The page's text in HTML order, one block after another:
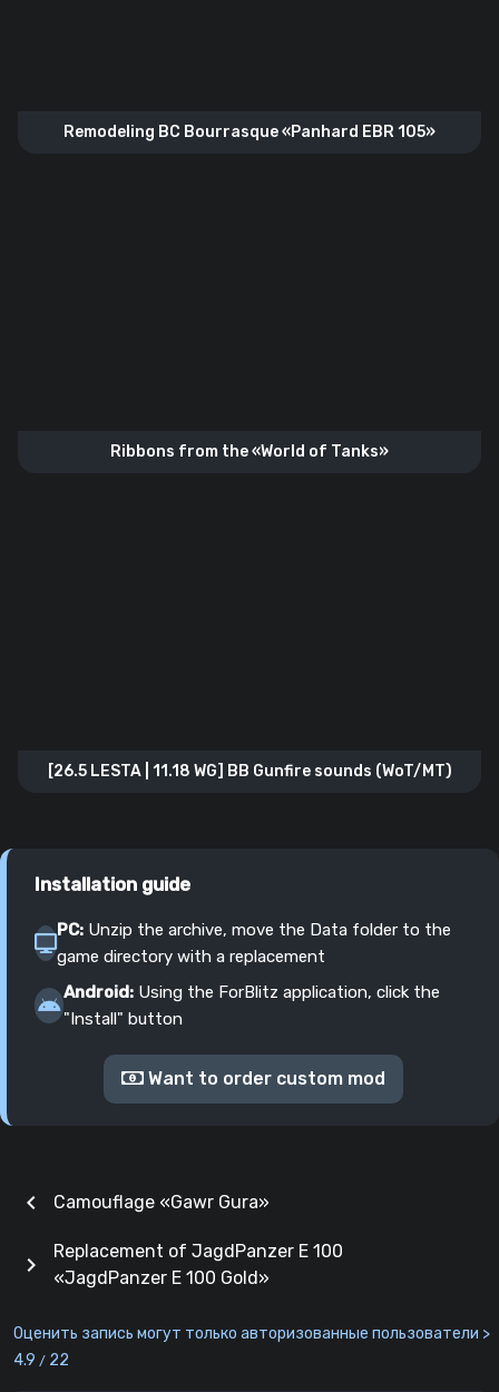
Remodeling BC Bourrasque «Panhard EBR 105»
Ribbons from the «World of Tanks»
[26.5 LESTA | 11.18 WG] BB Gunfire sounds (WoT/MT)
Installation guide
PC: Unzip the archive, move the Data folder to the
game directory with a replacement
Android: Using the ForBlitz application, click the
"Install" button
Want to order custom mod
chevron_left Camouflage «Gawr Gura»
Replacement of JagdPanzer E 100
«JagdPanzer E 100 Gold»
chevron_right
Оценить запись могут только авторизованные пользователи >
4.9 / 22